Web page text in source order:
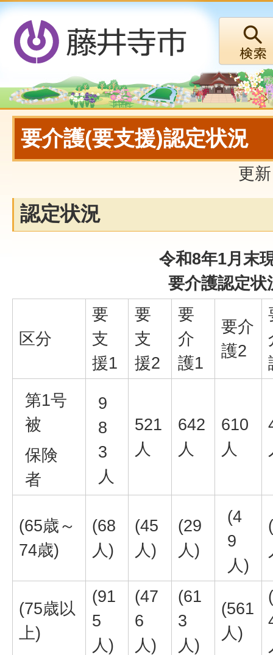
要介護(要支援)認定状況
更
認定状況
令和8年1月末
要介護認定状
区分
要
支
援1
要
支
援2
要
介
護1
要介
護2
第1号
被
保険
者
9
8
3
人
521
人
642
人
610
人
(65歳～
74歳)
(68
人)
(45
人)
(29
人)
(4
9
人)
(75歳以
上)
(91
5
人)
(47
6
人)
(61
3
人)
(561
人)